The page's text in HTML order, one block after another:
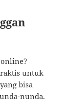
untuk
bisa
nunda.